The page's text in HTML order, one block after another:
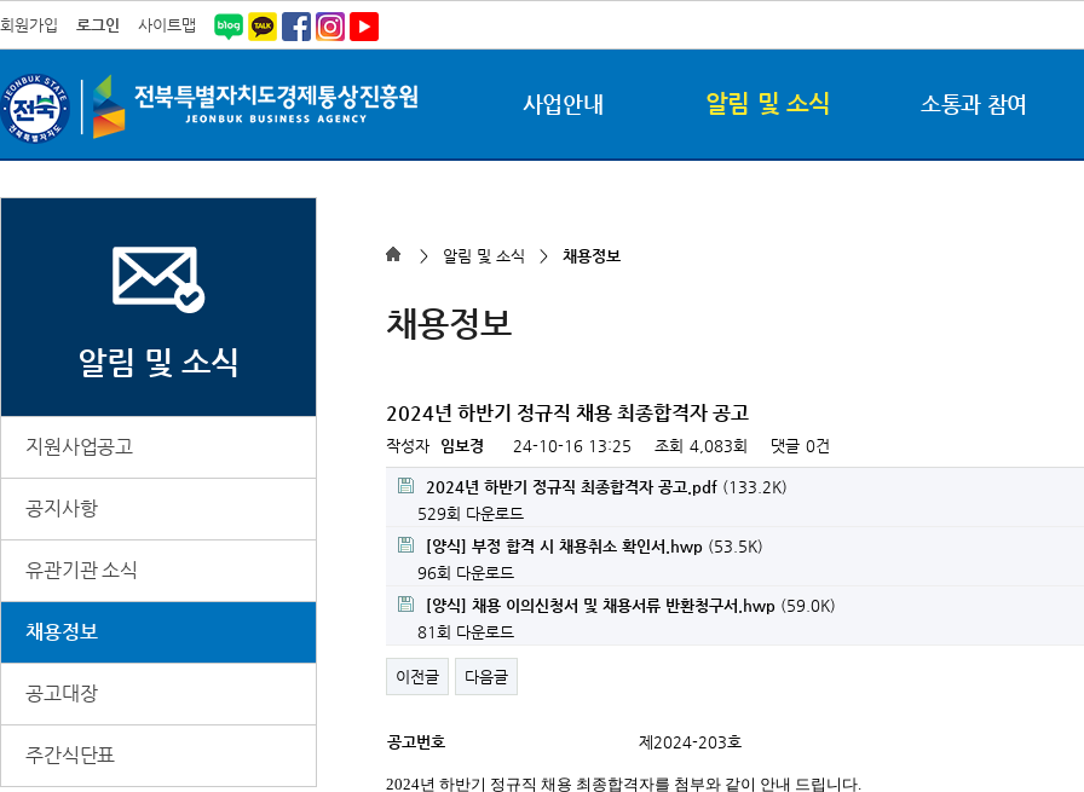
회원가입 로그인 사이트맵
사업안내 알림 및 소식 소통과 참여
알림 및 소식
지원사업공고
공지사항
유관기관 소식
채용정보
공고대장
주간식단표
> 알림 및 소식 > 채용정보
채용정보
2024년 하반기 정규직 채용 최종합격자 공고
작성자 임보경 24-10-16 13:25 조회 4,083회 댓글 0건
2024년 하반기 정규직 최종합격자 공고.pdf (133.2K)
529회 다운로드
[양식] 부정 합격 시 채용취소 확인서.hwp (53.5K)
96회 다운로드
[양식] 채용 이의신청서 및 채용서류 반환청구서.hwp (59.0K)
81회 다운로드
이전글 다음글
세
정
공고번호 제2024-203호
2024년 하반기 정규직 채용 최종합격자를 첨부와 같이 안내 드립니다.